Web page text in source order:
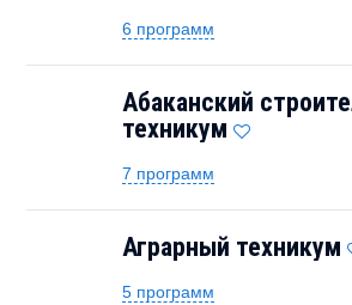
6 программ
Абаканский
техникум
7 программ
Аграрный техникум
5 программ